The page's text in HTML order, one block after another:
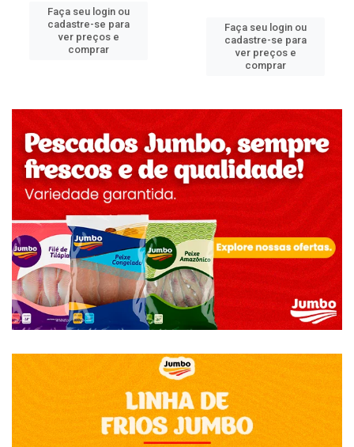
Faça seu login ou
cadastre-se para
ver preços e
comprar
Faça seu login ou
cadastre-se para
ver preços e
comprar